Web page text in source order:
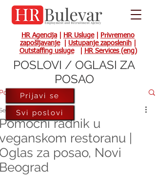
HR Agencija HR Usluge|
Privremeno
zapošljavanje| Ustupanje zaposlenih
Outstaffing usluge| HR Services (eng)
radnik u
restoranu |
za posao, Novi
15, 2023
Prijavi se
Svi poslovi
POSLOVI / OGLASI ZA
POSAO